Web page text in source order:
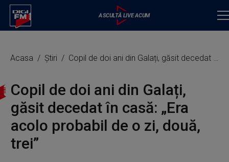
Acasa Știri Copil de doi ani din Galați, găsit decedat în casă: „Era acolo probabil de o zi, două, trei”
Copil de doi ani din Galați,
găsit decedat în casă: „Era
acolo probabil de o zi, două,
trei”